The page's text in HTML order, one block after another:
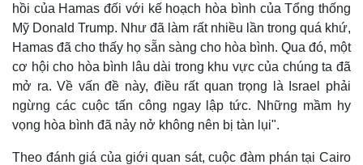
hồi của Hamas đối với kế hoạch hòa bình của Tổng thống
Mỹ Donald Trump. Như đã làm rất nhiều lần trong quá khứ,
Hamas đã cho thấy họ sẵn sàng cho hòa bình. Qua đó, một
cơ hội cho hòa bình lâu dài trong khu vực của chúng ta đã
mở ra. Về vấn đề này, điều rất quan trọng là Israel phải
ngừng các cuộc tấn công ngay lập tức. Những mầm hy
vọng hòa bình đã nảy nở không nên bị tàn lụi".
Theo đánh giá của giới quan sát, cuộc đàm phán tại Cairo